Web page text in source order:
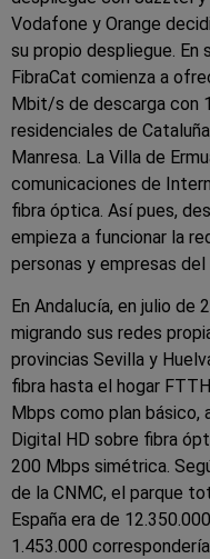
Vodafone y Orange
su propio despliegue. En
FibraCat comienza a
Mbit/s de descarga con
residenciales de
Manresa. La Villa de
comunicaciones de
fibra óptica. Así pues,
empieza a funcionar la
personas y empresas
En Andalucía, en julio de
migrando sus redes
provincias Sevilla y
fibra hasta el hogar
Mbps como plan básico,
Digital HD sobre fibra
200 Mbps simétrica.
de la CNMC, el parque
España era de
1.453.000